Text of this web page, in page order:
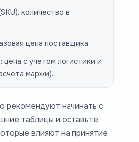
количество в
цена поставщика.
с учетом логистики и
маржи).
рекомендуют начинать с
таблицы и оставьте
влияют на принятие